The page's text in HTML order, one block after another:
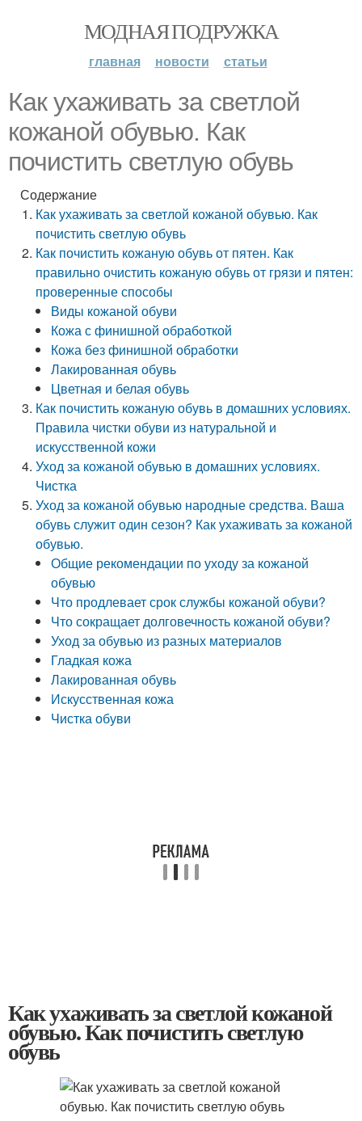
МОДНАЯ ПОДРУЖКА
главная новости статьи
Как ухаживать за светлой
кожаной обувью. Как
почистить светлую обувь
Содержание
Как ухаживать за светлой кожаной обувью. Как
почистить светлую обувь
Как почистить кожаную обувь от пятен. Как
правильно очистить кожаную обувь от грязи и пятен:
проверенные способы
Виды кожаной обуви
Кожа с финишной обработкой
Кожа без финишной обработки
Лакированная обувь
Цветная и белая обувь
Как почистить кожаную обувь в домашних условиях.
Правила чистки обуви из натуральной и
искусственной кожи
Уход за кожаной обувью в домашних условиях.
Чистка
Уход за кожаной обувью народные средства. Ваша
обувь служит один сезон? Как ухаживать за кожаной
обувью.
Общие рекомендации по уходу за кожаной
обувью
Что продлевает срок службы кожаной обуви?
Что сокращает долговечность кожаной обуви?
Уход за обувью из разных материалов
Гладкая кожа
Лакированная обувь
Искусственная кожа
Чистка обуви
Как ухаживать за светлой кожаной
обувью. Как почистить светлую
обувь